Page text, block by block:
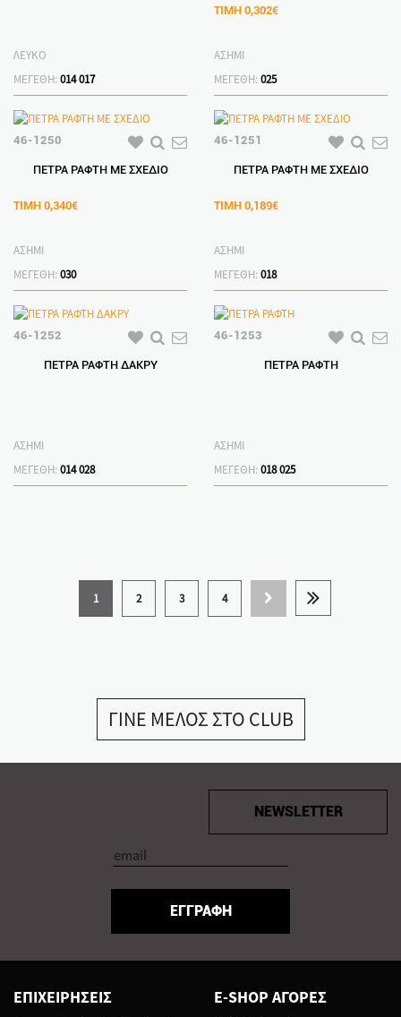
ΛΕΥΚΟ
ΜΕΓΕΘΗ: 014017
ΤΙΜΗ 0,302€
ΑΣΗΜΙ
ΜΕΓΕΘΗ: 025
46-1250
ΠΕΤΡΑ ΡΑΦΤΗ ΜΕ ΣΧΕΔΙΟ
ΤΙΜΗ 0,340€
ΑΣΗΜΙ
ΜΕΓΕΘΗ: 030
46-1251
ΠΕΤΡΑ ΡΑΦΤΗ ΜΕ ΣΧΕΔΙΟ
ΤΙΜΗ 0,189€
ΑΣΗΜΙ
ΜΕΓΕΘΗ: 018
46-1252
ΠΕΤΡΑ ΡΑΦΤΗ ΔΑΚΡΥ
ΑΣΗΜΙ
ΜΕΓΕΘΗ: 014028
46-1253
ΠΕΤΡΑ ΡΑΦΤΗ
ΑΣΗΜΙ
ΜΕΓΕΘΗ: 018025
1 2 3 4
ΓΙΝΕ ΜΕΛΟΣ ΣΤΟ CLUB
NEWSLETTER
ΕΓΓΡΑΦΗ
ΕΠΙΧΕΙΡΗΣΕΙΣ E-SHOP ΑΓΟΡΕΣ